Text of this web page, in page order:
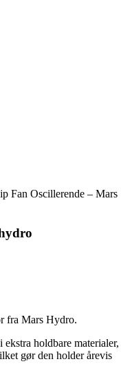
Fan Oscillerende – Mars
fra Mars Hydro.
holdbare materialer,
gør den holder årevis